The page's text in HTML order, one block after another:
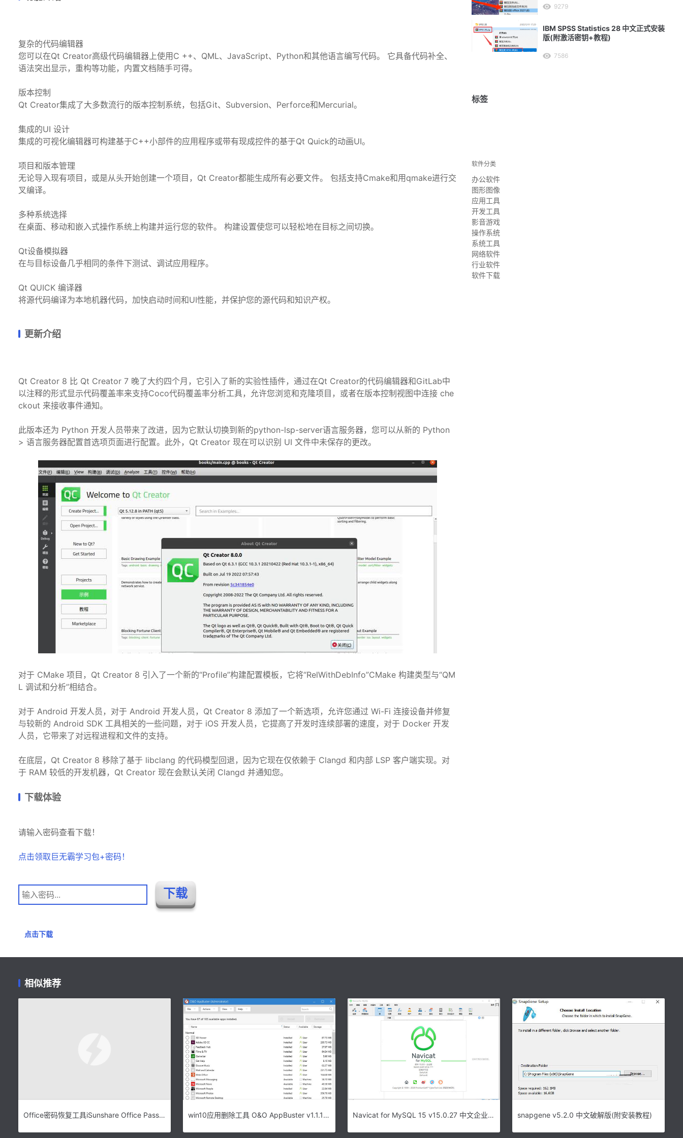
复杂的代码编辑器
您可以在Qt Creator高级代码编辑器上使用C ++、QML、JavaScript、Python和其他语言编写代码。 它具备代码补全、
语法突出显示，重构等功能，内置文档随手可得。
版本控制
Qt Creator集成了大多数流行的版本控制系统，包括Git、Subversion、Perforce和Mercurial。
集成的UI 设计
集成的可视化编辑器可构建基于C++小部件的应用程序或带有现成控件的基于Qt Quick的动画UI。
项目和版本管理
无论导入现有项目，或是从头开始创建一个项目，Qt Creator都能生成所有必要文件。 包括支持Cmake和用qmake进行交
叉编译。
多种系统选择
在桌面、移动和嵌入式操作系统上构建并运行您的软件。 构建设置使您可以轻松地在目标之间切换。
Qt设备模拟器
在与目标设备几乎相同的条件下测试、调试应用程序。
Qt QUICK 编译器
将源代码编译为本地机器代码，加快启动时间和UI性能，并保护您的源代码和知识产权。
更新介绍
Qt Creator 8 比 Qt Creator 7 晚了大约四个月，它引入了新的实验性插件，通过在Qt Creator的代码编辑器和GitLab中
以注释的形式显示代码覆盖率来支持Coco代码覆盖率分析工具，允许您浏览和克隆项目，或者在版本控制视图中连接 che
ckout 来接收事件通知。
此版本还为 Python 开发人员带来了改进，因为它默认切换到新的python-lsp-server语言服务器，您可以从新的 Python
> 语言服务器配置首选项页面进行配置。此外，Qt Creator 现在可以识别 UI 文件中未保存的更改。
对于 CMake 项目，Qt Creator 8 引入了一个新的“Profile”构建配置模板，它将“RelWithDebInfo”CMake 构建类型与“QM
L 调试和分析”相结合。
对于 Android 开发人员，对于 Android 开发人员，Qt Creator 8 添加了一个新选项，允许您通过 Wi-Fi 连接设备并修复
与较新的 Android SDK 工具相关的一些问题，对于 iOS 开发人员，它提高了开发时连续部署的速度，对于 Docker 开发
人员，它带来了对远程进程和文件的支持。
在底层，Qt Creator 8 移除了基于 libclang 的代码模型回退，因为它现在仅依赖于 Clangd 和内部 LSP 客户端实现。对
于 RAM 较低的开发机器，Qt Creator 现在会默认关闭 Clangd 并通知您。
下载体验
请输入密码查看下载！
点击领取巨无霸学习包+密码！
点击下载
9279
IBM SPSS Statistics 28 中文正式安装
版(附激活密钥+教程)
7586
标签
软件分类
办公软件
图形图像
应用工具
开发工具
影音游戏
操作系统
系统工具
网络软件
行业软件
软件下载
相似推荐
Office密码恢复工具iSunshare Office Password Genius v3.1.30 免费安装版 win10应用删除工具 O&O AppBuster v1.1.1340 绿色免费版 Navicat for MySQL 15 v15.0.27 中文企业正式版(附安装教程) 32/64位 snapgene v5.2.0 中文破解版(附安装教程)